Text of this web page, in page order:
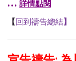
詳情點閱
【回到禱告總結】